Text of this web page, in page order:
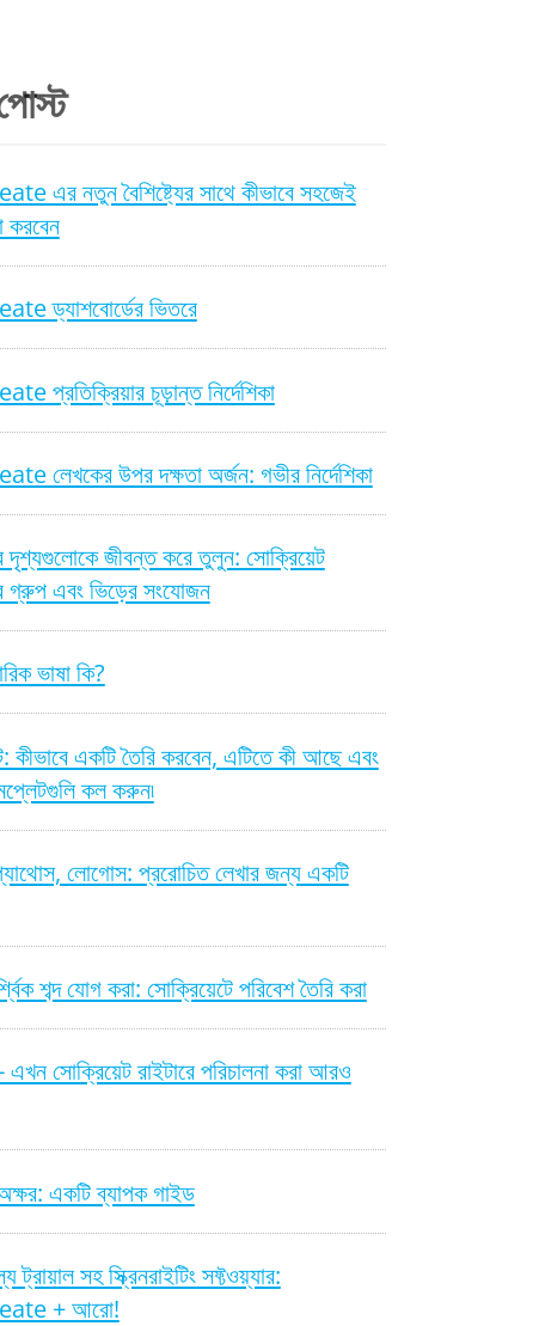
এর নতুন বৈশিষ্ট্যের সাথে কীভাবে সহজেই
করবেন
ড্যাশবোর্ডের ভিতরে
প্রতিক্রিয়ার চূড়ান্ত নির্দেশিকা
লেখকের উপর দক্ষতা অর্জন: গভীর নির্দেশিকা
জীবন্ত করে তুলুন: সোক্রিয়েট
গ্রুপ এবং ভিড়ের সংযোজন
ভাষা কি?
কীভাবে একটি তৈরি করবেন, এটিতে কী আছে এবং
কল করুন৷
লোগোস: প্ররোচিত লেখার জন্য একটি
শব্দ যোগ করা: সোক্রিয়েটে পরিবেশ তৈরি করা
সোক্রিয়েট রাইটারে পরিচালনা করা আরও
একটি ব্যাপক গাইড
ট্রায়াল সহ স্ক্রিনরাইটিং সফ্টওয়্যার:
+ আরো!